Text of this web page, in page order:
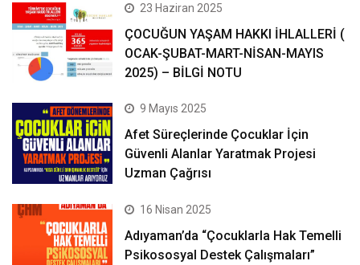
23 Haziran 2025
ÇOCUĞUN YAŞAM HAKKI İHLALLERİ (
OCAK-ŞUBAT-MART-NİSAN-MAYIS
2025) – BİLGİ NOTU
9 Mayıs 2025
Afet Süreçlerinde Çocuklar İçin
Güvenli Alanlar Yaratmak Projesi
Uzman Çağrısı
16 Nisan 2025
Adıyaman’da “Çocuklarla Hak Temelli
Psikososyal Destek Çalışmaları”